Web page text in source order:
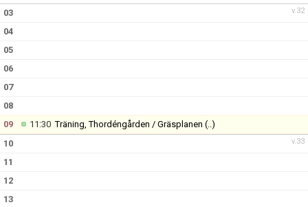
BILDGALLERI
KONTAKT
v.32
03
04
05
06
07
08
09
11:30Träning, Thordéngården / Gräsplanen (..)
v.33
10
11
12
13